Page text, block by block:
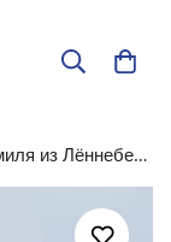
Новые проделки Эмиля из Лённеберги